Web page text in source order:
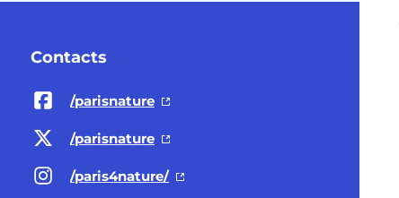
Contacts
/parisnature
/parisnature
/paris4nature/